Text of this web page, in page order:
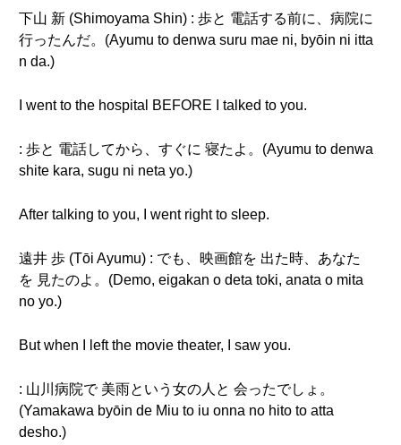
下山 新 (Shimoyama Shin) : 歩と 電話する前に、病院に
行ったんだ。(Ayumu to denwa suru mae ni, byōin ni itta
n da.)
I went to the hospital BEFORE I talked to you.
: 歩と 電話してから、すぐに 寝たよ。(Ayumu to denwa
shite kara, sugu ni neta yo.)
After talking to you, I went right to sleep.
遠井 歩 (Tōi Ayumu) : でも、映画館を 出た時、あなた
を 見たのよ。(Demo, eigakan o deta toki, anata o mita
no yo.)
But when I left the movie theater, I saw you.
: 山川病院で 美雨という女の人と 会ったでしょ。
(Yamakawa byōin de Miu to iu onna no hito to atta
desho.)